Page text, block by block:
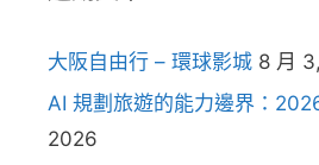
大阪自由行 – 環球影城 8 月
AI 規劃旅遊的能力邊界：
2026